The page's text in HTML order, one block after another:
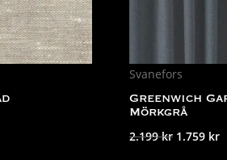
Svanefors
Greenwich
Mörkgrå
2.199kr Det
1.759 kr